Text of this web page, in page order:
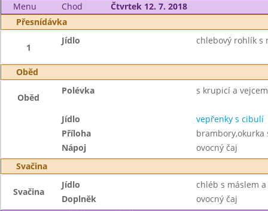
Menu
Chod
Čtvrtek 12. 7. 2018
Přesnídávka
1
Jídlo chlebový rohlík s
Oběd
Oběd
Polévka s krupicí a vejcem
Jídlo
vepřenky s cibulí
Příloha
brambory,okurka
Nápoj
ovocný čaj
Svačina
Svačina
Jídlo
chléb s máslem
Doplněk
ovocný čaj